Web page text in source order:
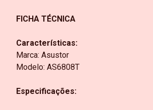
FICHA TÉCNICA
Características:
Marca: Asustor
Modelo: AS6808T
Especificações: